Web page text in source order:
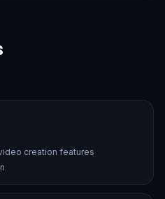
creation features